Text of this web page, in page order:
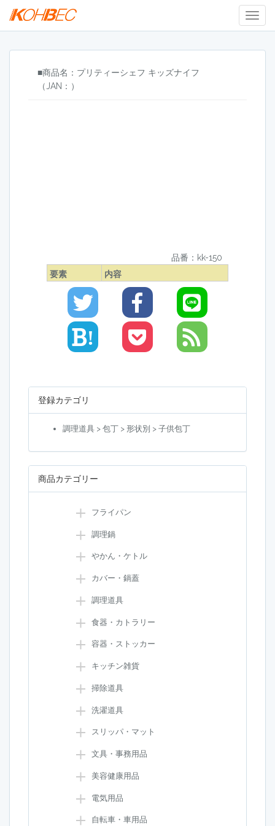
■商品名：プリティーシェフ キッズナイフ
（JAN：）
品番：kk-150
要素
内容
!
登録カテゴリ
調理道具 > 包丁 > 形状別 > 子供包丁
商品カテゴリー
フライパン
調理鍋
やかん・ケトル
カバー・鍋蓋
調理道具
食器・カトラリー
容器・ストッカー
キッチン雑貨
掃除道具
洗濯道具
スリッパ・マット
文具・事務用品
美容健康用品
電気用品
自転車・車用品